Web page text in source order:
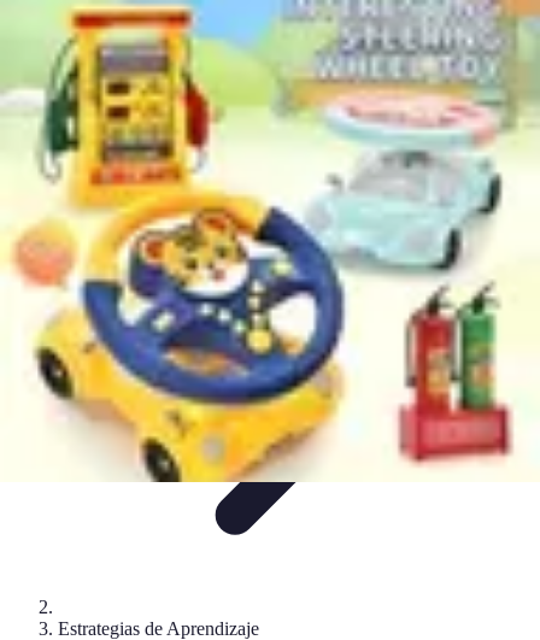
Formación a Distancia
TutorialesAprendizaje EfectivoComparativasPlataformasRetos y
Soluciones
Formación a Distancia
Estrategias de Aprendizaje